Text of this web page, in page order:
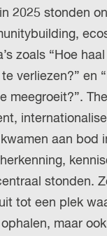
2025 stonden
zoals “Hoe
verliezen?” en
meegroeit?”.
aan bod
stonden.
tot een plek
maar